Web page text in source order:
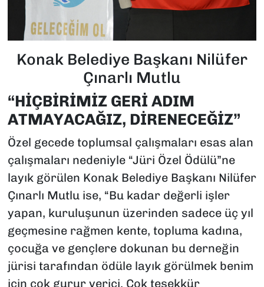
Konak Belediye Başkanı Nilüfer
Çınarlı Mutlu
“HİÇBİRİMİZ GERİ ADIM
ATMAYACAĞIZ, DİRENECEĞİZ”
Özel gecede toplumsal çalışmaları esas alan
çalışmaları nedeniyle “Jüri Özel Ödülü”ne
layık görülen Konak Belediye Başkanı Nilüfer
Çınarlı Mutlu ise, “Bu kadar değerli işler
yapan, kuruluşunun üzerinden sadece üç yıl
geçmesine rağmen kente, topluma kadına,
çocuğa ve gençlere dokunan bu derneğin
jürisi tarafından ödüle layık görülmek benim
için çok gurur verici. Çok teşekkür